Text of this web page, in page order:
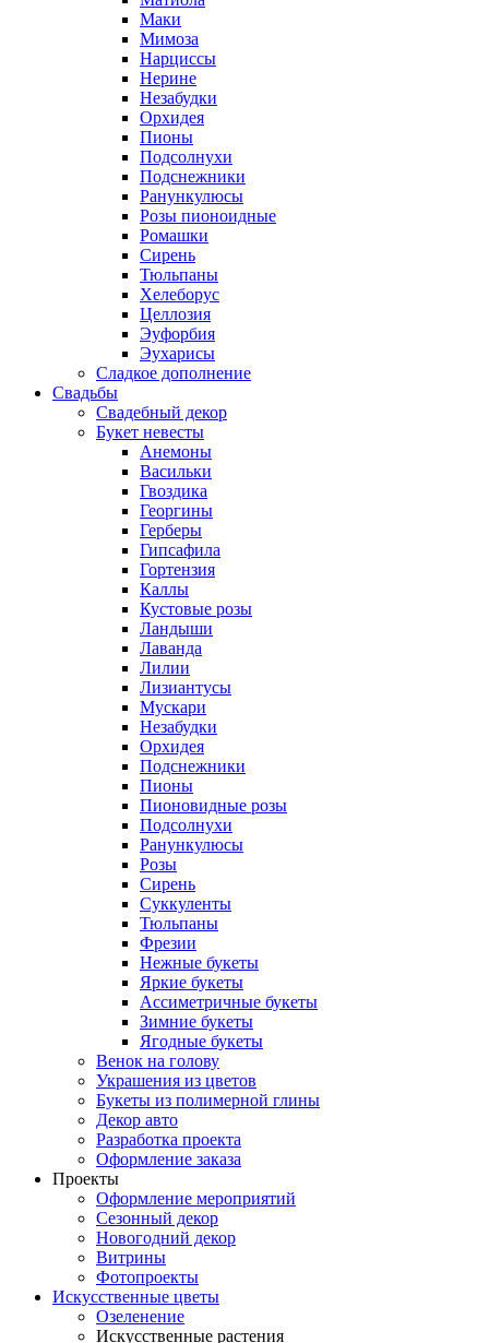
Маки
Мимоза
Нарциссы
Нерине
Незабудки
Орхидея
Пионы
Подсолнухи
Подснежники
Ранункулюсы
Розы пионоидные
Ромашки
Сирень
Тюльпаны
Хелеборус
Целлозия
Эуфорбия
Эухарисы
Сладкое дополнение
Свадьбы
Свадебный декор
Букет невесты
Анемоны
Васильки
Гвоздика
Георгины
Герберы
Гипсафила
Гортензия
Каллы
Кустовые розы
Ландыши
Лаванда
Лилии
Лизиантусы
Мускари
Незабудки
Орхидея
Подснежники
Пионы
Пионовидные розы
Подсолнухи
Ранункулюсы
Розы
Сирень
Суккуленты
Тюльпаны
Фрезии
Нежные букеты
Яркие букеты
Ассиметричные букеты
Зимние букеты
Ягодные букеты
Венок на голову
Украшения из цветов
Букеты из полимерной глины
Декор авто
Разработка проекта
Оформление заказа
Проекты
Оформление мероприятий
Сезонный декор
Новогодний декор
Витрины
Фотопроекты
Искусственные цветы
Озеленение
Искусственные растения